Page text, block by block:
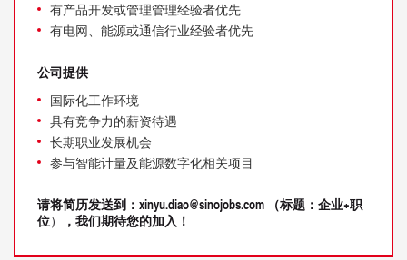
有产品开发或管理管理经验者优先
有电网、能源或通信行业经验者优先
公司提供
国际化工作环境
具有竞争力的薪资待遇
长期职业发展机会
参与智能计量及能源数字化相关项目
请将简历发送到：xinyu.diao@sinojobs.com （标题：企业+职
位） ，我们期待您的加入！